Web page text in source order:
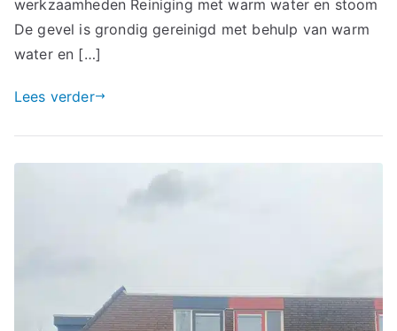
werkzaamheden Reiniging met warm water en stoom
De gevel is grondig gereinigd met behulp van warm
water en […]
Lees verder